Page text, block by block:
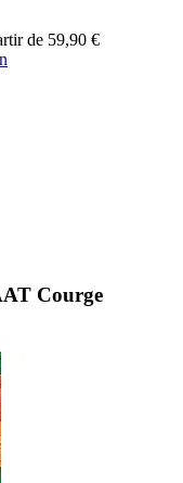
de 59,90 €
Courge